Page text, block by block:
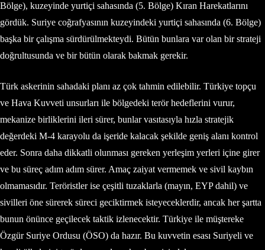
Bölge), kuzeyinde yurtiçi sahasında (5. Bölge) Kıran Harekatlarını
gördük. Suriye coğrafyasının kuzeyindeki yurtiçi sahasında (6. Bölge)
başka bir çalışma sürdürülmekteydi. Bütün bunlara var olan bir strateji
doğrultusunda ve bir bütün olarak bakmak gerekir.
Türk askerinin sahadaki planı az çok tahmin edilebilir. Türkiye topçu
ve Hava Kuvveti unsurları ile bölgedeki terör hedeflerini vurur,
mekanize birliklerini ileri sürer, bunlar vasıtasıyla hızla stratejik
değerdeki M-4 karayolu da işeride kalacak şekilde geniş alanı kontrol
eder. Sonra daha dikkatli olunması gereken yerleşim yerleri içine girer
ve bu süreç adım adım sürer. Amaç zaiyat vermemek ve sivil kaybın
olmamasıdır. Teröristler ise çeşitli tuzaklarla (mayın, EYP dahil) ve
sivilleri öne sürerek süreci geciktirmek isteyeceklerdir, ancak her şartta
bunun önünce geçilecek taktik izlenecektir. Türkiye ile müştereke
Özgür Suriye Ordusu (ÖSO) da hazır. Bu kuvvetin esası Suriyeli ve